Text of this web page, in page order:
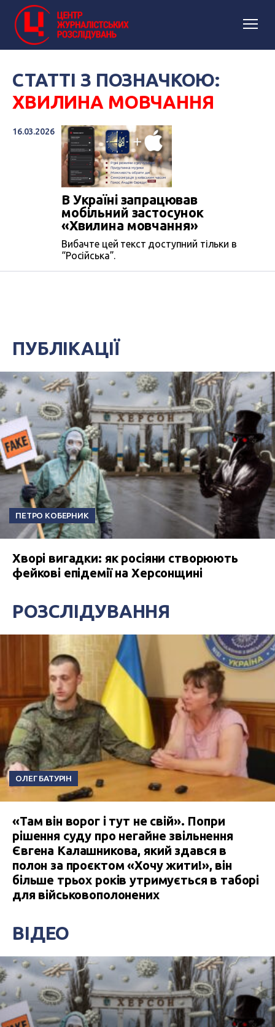
СТАТТІ З ПОЗНАЧКОЮ:
ХВИЛИНА МОВЧАННЯ
16.03.2026
В Україні запрацював
мобільний застосунок
«Хвилина мовчання»
Вибачте цей текст доступний тільки в
“Російська”.
ПУБЛІКАЦІЇ
ПЕТРО КОБЕРНИК
Хворі вигадки: як росіяни створюють
фейкові епідемії на Херсонщині
РОЗСЛІДУВАННЯ
ОЛЕГ БАТУРІН
«Там він ворог і тут не свій». Попри
рішення суду про негайне звільнення
Євгена Калашникова, який здався в
полон за проєктом «Хочу жити!», він
більше трьох років утримується в таборі
для військовополонених
ВІДЕО